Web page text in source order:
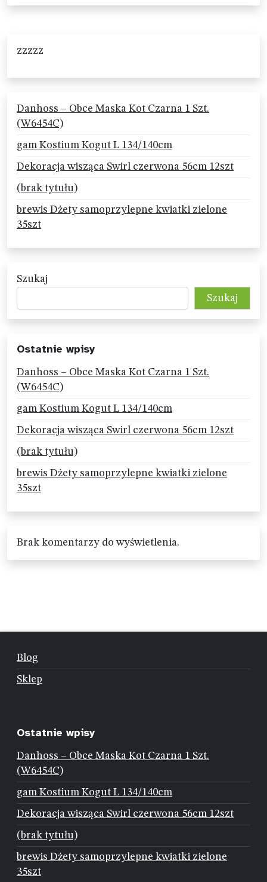
zzzzz
Danhoss – Obce Maska Kot Czarna 1 Szt.
(W6454C)
gam Kostium Kogut L 134/140cm
Dekoracja wisząca Swirl czerwona 56cm 12szt
(brak tytułu)
brewis Dżety samoprzylepne kwiatki zielone
35szt
Szukaj
Szukaj
Ostatnie wpisy
Danhoss – Obce Maska Kot Czarna 1 Szt.
(W6454C)
gam Kostium Kogut L 134/140cm
Dekoracja wisząca Swirl czerwona 56cm 12szt
(brak tytułu)
brewis Dżety samoprzylepne kwiatki zielone
35szt
Brak komentarzy do wyświetlenia.
Blog
Sklep
Ostatnie wpisy
Danhoss – Obce Maska Kot Czarna 1 Szt.
(W6454C)
gam Kostium Kogut L 134/140cm
Dekoracja wisząca Swirl czerwona 56cm 12szt
(brak tytułu)
brewis Dżety samoprzylepne kwiatki zielone
35szt